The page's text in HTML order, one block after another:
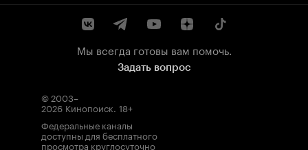
Мы всегда готовы вам помочь.
Задать вопрос
© 2003–
2026 Кинопоиск. 18+
Федеральные каналы
доступны для бесплатного
просмотра круглосуточно